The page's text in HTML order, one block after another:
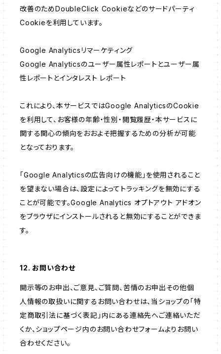
改善のためDoubleClick Cookieなどのサードパーティ
Cookieを利用しています。
Google Analyticsリマーケティング
Google Analyticsのユーザー属性レポートとユーザー属
性レポートとインタレスト レポート
これにより、本サービスではGoogle AnalyticsのCookie
を利用して、お客様の年齢・性別・閲覧履歴・本サービスに
関する関心の傾向をおおよそ把握するための分析が可能
となっております。
「Google Analyticsの広告向けの機能」を使用されること
を望まない場合は、設定によってトラッキングを無効にする
ことが可能です。Google Analytics オプトアウト アドオン
をブラウザにインストールされると無効にすることができま
す。
12. お問い合わせ
開示等のお申出、ご意見、ご質問、苦情のお申出その他個
人情報の取扱いに関するお問い合わせは、当ショップの「特
定商取引法に基づく表記」内にある連絡先へご連絡いただ
くか、ショップページ内のお問い合わせフォームよりお問い
合わせください。